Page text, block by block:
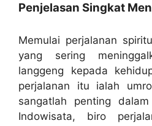
Penjelasan Singkat
Memulai perjalanan
yang sering
langgeng kepada
perjalanan itu ialah
sangatlah penting
Indowisata, biro